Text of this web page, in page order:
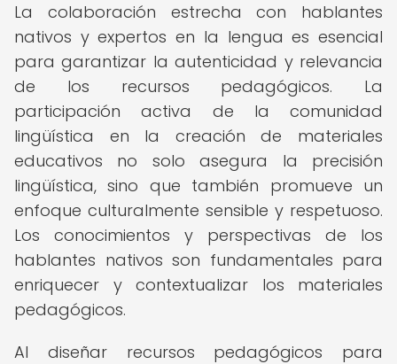
La colaboración estrecha con hablantes
nativos y expertos en la lengua es esencial
para garantizar la autenticidad y relevancia
de los recursos pedagógicos. La
participación activa de la comunidad
lingüística en la creación de materiales
educativos no solo asegura la precisión
lingüística, sino que también promueve un
enfoque culturalmente sensible y respetuoso.
Los conocimientos y perspectivas de los
hablantes nativos son fundamentales para
enriquecer y contextualizar los materiales
pedagógicos.
Al diseñar recursos pedagógicos para